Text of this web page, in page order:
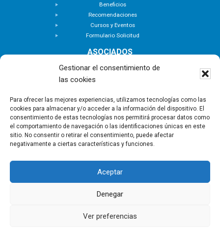
Gestionar el consentimiento de
las cookies
Para ofrecer las mejores experiencias, utilizamos tecnologías como las
cookies para almacenar y/o acceder a la información del dispositivo. El
consentimiento de estas tecnologías nos permitirá procesar datos como
el comportamiento de navegación o las identificaciones únicas en este
sitio. No consentir o retirar el consentimiento, puede afectar
negativamente a ciertas características y funciones.
Aceptar
Denegar
Ver preferencias
Beneficios
Recomendaciones
Cursos y Eventos
Formulario Solicitud
ASOCIADOS
Zona Privada
ACTUALIDAD
Notas de Prensa
Noticias
Nuevas Incorporaciones
CONTACTO
Copyright © - Asociación Canaria de Empresas de
Política de privacidad
Política de Cookies